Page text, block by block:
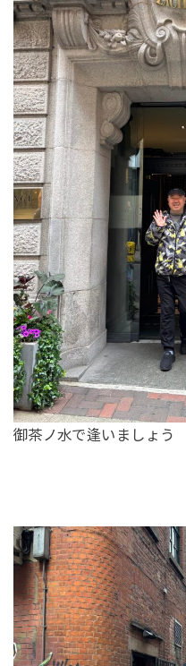
御茶ノ水で逢いましょう